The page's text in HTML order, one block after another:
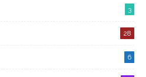
3
28
6